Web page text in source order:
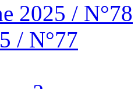
2025 / N°78
/ N°77